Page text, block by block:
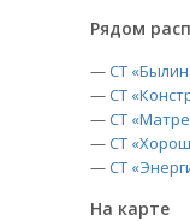
Рядом
—СТ
—СТ
—СТ
—СТ
—СТ
На карте